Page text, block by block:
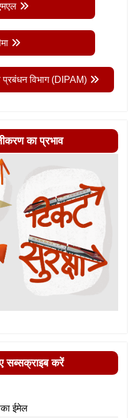
प्रबंधन विभाग (DIPAM)
का प्रभाव
सब्सक्राइब करें
ईमेल